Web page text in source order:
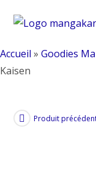
Accueil » Goodies
Kaisen
Produit